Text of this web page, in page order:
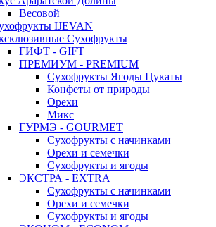
Весовой
IJEVAN
Сухофрукты
ГИФТ - GIFT
ПРЕМИУМ - PREMIUM
Сухофрукты Ягоды Цукаты
Конфеты от природы
Орехи
Микс
ГУРМЭ - GOURMET
Сухофрукты с начинками
Орехи и семечки
Сухофрукты и ягоды
ЭКСТРА - EXTRA
Сухофрукты с начинками
Орехи и семечки
Сухофрукты и ягоды